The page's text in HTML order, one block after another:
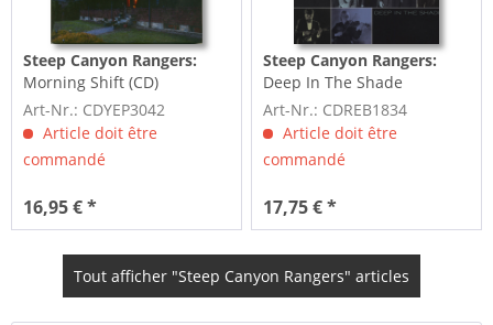
Steep Canyon Rangers:
Morning Shift (CD)
Art-Nr.: CDYEP3042
Article doit être
commandé
16,95 € *
Steep Canyon Rangers:
Deep In The Shade
Art-Nr.: CDREB1834
Article doit être
commandé
17,75 € *
Tout afficher "Steep Canyon Rangers" articles